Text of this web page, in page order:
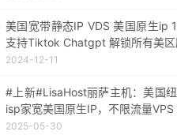
美国宽带静态IP VDS 美国原生ip
支持Tiktok Chatgpt 解锁所有美
2024-12-11
#上新#LisaHost丽萨主机：美国
isp家宽美国原生IP，不限流量
2025-05-30